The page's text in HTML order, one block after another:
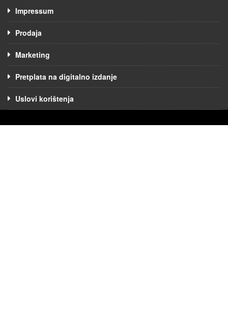
Impressum
Prodaja
Marketing
Pretplata na digitalno izdanje
Uslovi korištenja